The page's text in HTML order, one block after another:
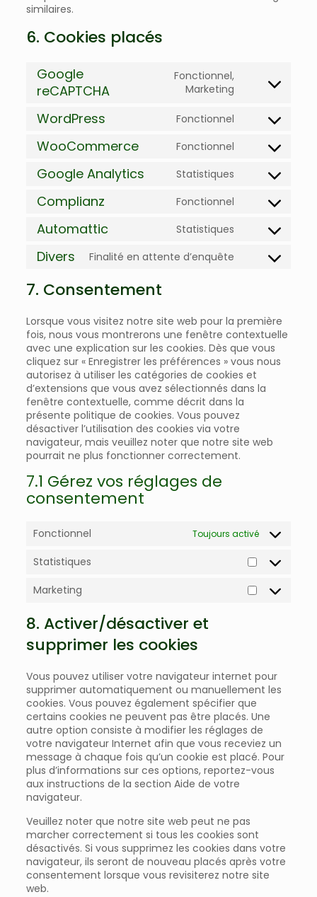
similaires.
6. Cookies placés
Google
reCAPTCHA
Fonctionnel,
Marketing
Consent
service
google-
WordPress Fonctionnel
Consent
service
WooCommerce Fonctionnel
Consent
service
Google Analytics Statistiques
Consent
service
analytics
Complianz Fonctionnel
Consent
service
Automattic Statistiques
Consent
service
Divers Finalité en attente d’enquête
Consent
7. Consentement
Lorsque vous visitez notre site web pour la première
fois, nous vous montrerons une fenêtre contextuelle
avec une explication sur les cookies. Dès que vous
cliquez sur « Enregistrer les préférences » vous nous
autorisez à utiliser les catégories de cookies et
d’extensions que vous avez sélectionnés dans la
fenêtre contextuelle, comme décrit dans la
présente politique de cookies. Vous pouvez
désactiver l’utilisation des cookies via votre
navigateur, mais veuillez noter que notre site web
pourrait ne plus fonctionner correctement.
7.1 Gérez vos réglages de
consentement
Fonctionnel Toujours activé
Statistiques
Marketing
Marketing
8. Activer/désactiver et
supprimer les cookies
Vous pouvez utiliser votre navigateur internet pour
supprimer automatiquement ou manuellement les
cookies. Vous pouvez également spécifier que
certains cookies ne peuvent pas être placés. Une
autre option consiste à modifier les réglages de
votre navigateur Internet afin que vous receviez un
message à chaque fois qu’un cookie est placé. Pour
plus d’informations sur ces options, reportez-vous
aux instructions de la section Aide de votre
navigateur.
Veuillez noter que notre site web peut ne pas
marcher correctement si tous les cookies sont
désactivés. Si vous supprimez les cookies dans votre
navigateur, ils seront de nouveau placés après votre
consentement lorsque vous revisiterez notre site
web.